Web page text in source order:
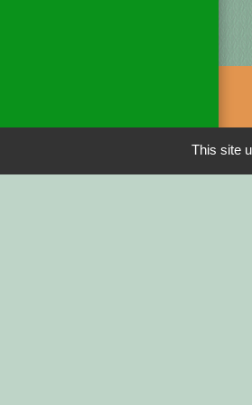
This site